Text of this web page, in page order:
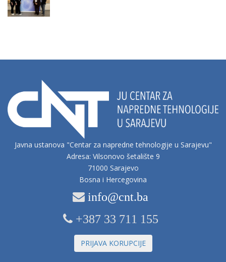
Javna ustanova "Centar za napredne tehnologije u Sarajevu"
Adresa: Vilsonovo šetalište 9
71000 Sarajevo
Bosna i Hercegovina
info@cnt.ba
+387 33 711 155
PRIJAVA KORUPCIJE